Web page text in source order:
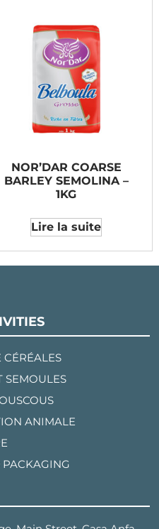
NOR’DAR COARSE
BARLEY SEMOLINA –
1KG
Lire la suite
SEMOULES
ANIMALE